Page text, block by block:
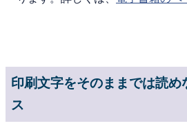
印刷文字をそのままでは読め
ス